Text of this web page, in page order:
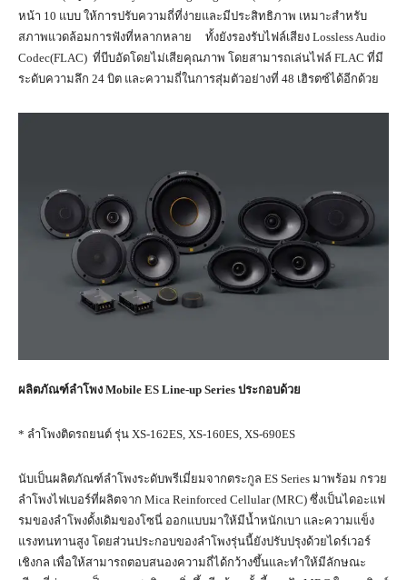
หน้า 10 แบบ ให้การปรับความถี่ที่ง่ายและมีประสิทธิภาพ เหมาะสำหรับ
สภาพแวดล้อมการฟังที่หลากหลาย ทั้งยังรองรับไฟล์เสียง Lossless Audio
Codec(FLAC) ที่บีบอัดโดยไม่เสียคุณภาพ โดยสามารถเล่นไฟล์ FLAC ที่มี
ระดับความลึก 24 บิต และความถี่ในการสุ่มตัวอย่างที่ 48 เฮิรตซ์ได้อีกด้วย
ผลิตภัณฑ์ลำโพง Mobile ES Line-up Series ประกอบด้วย
* ลำโพงติดรถยนต์ รุ่น XS-162ES, XS-160ES, XS-690ES
นับเป็นผลิตภัณฑ์ลำโพงระดับพรีเมี่ยมจากตระกูล ES Series มาพร้อม กรวย
ลำโพงไฟเบอร์ที่ผลิตจาก Mica Reinforced Cellular (MRC) ซึ่งเป็นไดอะแฟ
รมของลำโพงดั้งเดิมของโซนี่ ออกแบบมาให้มีน้ำหนักเบา และความแข็ง
แรงทนทานสูง โดยส่วนประกอบของลำโพงรุ่นนี้ยังปรับปรุงด้วยไดร์เวอร์
เชิงกล เพื่อให้สามารถตอบสนองความถี่ได้กว้างขึ้นและทำให้มีลักษณะ